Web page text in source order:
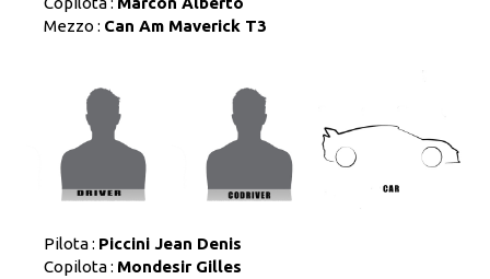
Mezzo : Can Am Maverick T3
Pilota : Piccini Jean Denis
Copilota : Mondesir Gilles